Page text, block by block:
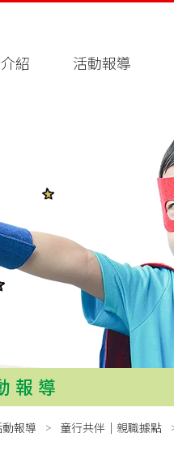
紹 活動報導
報導
動報導 童行共伴｜親職據點